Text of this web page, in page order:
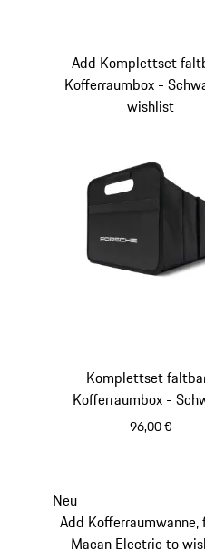
Komplettset
Kofferraumbox -
96,00 €
Add Komplettset
Kofferraumbox -
wishlist
Neu
Add Kofferraumwanne,
Macan Electric to